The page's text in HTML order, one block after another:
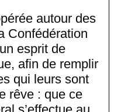
autour des
Confédération
esprit de
afin de remplir
qui leurs sont
rêve : que ce